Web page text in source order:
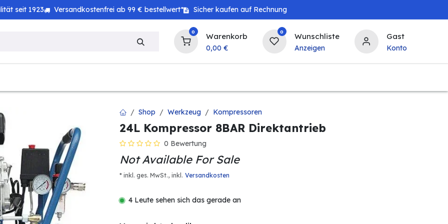
seit 1923 Versandkostenfrei ab 99 € bestellwert* Sicher kaufen auf Rechnung
0 Warenkorb
0,00 €
0 Wunschliste
Anzeigen
Gast
Konto
Shop Werkzeug Kompressoren
24L Kompressor 8BAR Direktantrieb
0 Bewertung
Not Available For Sale
* inkl. ges. MwSt., inkl. Versandkosten
4 Leute sehen sich das gerade an